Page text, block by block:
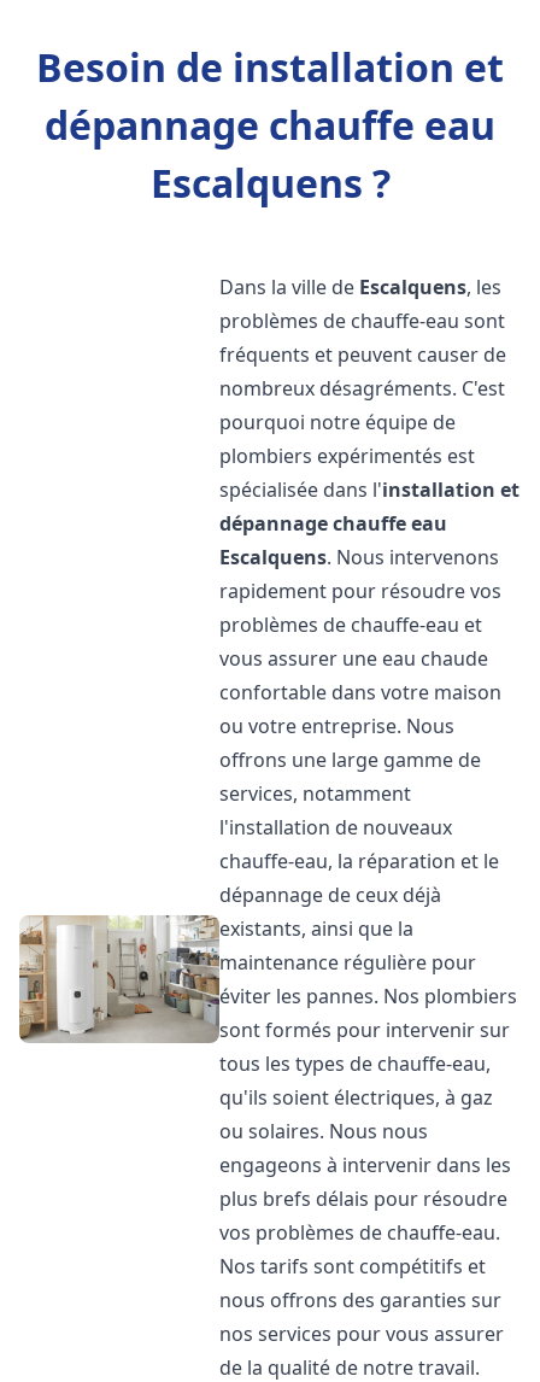
Besoin de installation et
dépannage chauffe eau
Escalquens ?
Dans la ville de Escalquens, les
problèmes de chauffe-eau sont
fréquents et peuvent causer de
nombreux désagréments. C'est
pourquoi notre équipe de
plombiers expérimentés est
spécialisée dans l'installation et
dépannage chauffe eau
Escalquens. Nous intervenons
rapidement pour résoudre vos
problèmes de chauffe-eau et
vous assurer une eau chaude
confortable dans votre maison
ou votre entreprise. Nous
offrons une large gamme de
services, notamment
l'installation de nouveaux
chauffe-eau, la réparation et le
dépannage de ceux déjà
existants, ainsi que la
maintenance régulière pour
éviter les pannes. Nos plombiers
sont formés pour intervenir sur
tous les types de chauffe-eau,
qu'ils soient électriques, à gaz
ou solaires. Nous nous
engageons à intervenir dans les
plus brefs délais pour résoudre
vos problèmes de chauffe-eau.
Nos tarifs sont compétitifs et
nous offrons des garanties sur
nos services pour vous assurer
de la qualité de notre travail.